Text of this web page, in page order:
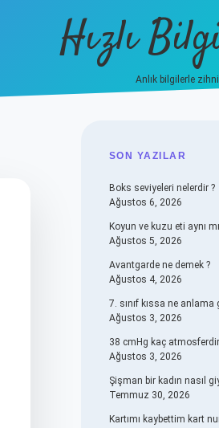
Hızlı
Anlık bilgilerle
SON YAZILAR
Boks seviyeleri nelerdir ?
Ağustos 6, 2026
Koyun ve kuzu eti aynı
Ağustos 5, 2026
Avantgarde ne demek ?
Ağustos 4, 2026
7. sınıf kıssa ne anlama
Ağustos 3, 2026
38 cmHg kaç
Ağustos 3, 2026
Şişman bir kadın nasıl
Temmuz 30, 2026
Kartımı kaybettim kart